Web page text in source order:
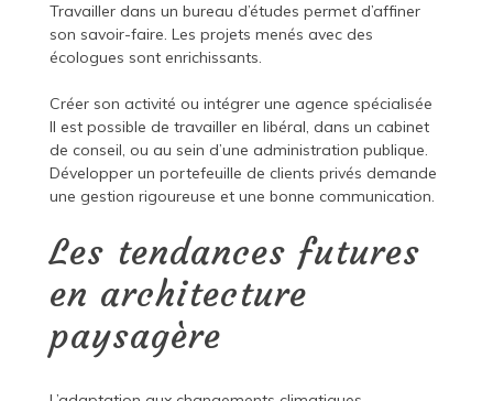
Travailler dans un bureau d’études permet d’affiner
son savoir-faire. Les projets menés avec des
écologues sont enrichissants.
Créer son activité ou intégrer une agence spécialisée
Il est possible de travailler en libéral, dans un cabinet
de conseil, ou au sein d’une administration publique.
Développer un portefeuille de clients privés demande
une gestion rigoureuse et une bonne communication.
Les tendances futures
en architecture
paysagère